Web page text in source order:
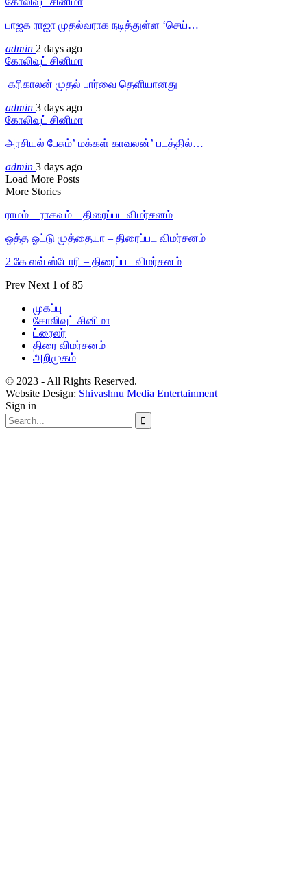
பாஜக ராஜா முதல்வராக நடித்துள்ள ‘செய்…
admin 2 days ago
கோலிவுட் சினிமா
‎ கரிகாலன் முதல் பார்வை தெளியானது
admin 3 days ago
கோலிவுட் சினிமா
அரசியல் பேசும்’ மக்கள் காவலன்’ படத்தில்…
admin 3 days ago
Load More Posts
More Stories
ராமம் – ராகவம் – திரைப்பட விமர்சனம்
ஒத்த ஓட்டு முத்தையா – திரைப்பட விமர்சனம்
2 கே லவ் ஸ்டோரி – திரைப்பட விமர்சனம்
Prev Next 1 of 85
முகப்பு
கோலிவுட் சினிமா
ட்ரைலர்
திரை விமர்சனம்
அறிமுகம்
© 2023 - All Rights Reserved.
Website Design: Shivashnu Media Entertainment
Sign in